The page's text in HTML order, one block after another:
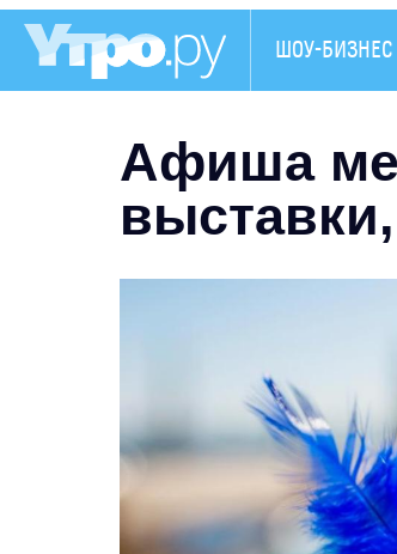
ШОУ-БИЗНЕС
Афиша